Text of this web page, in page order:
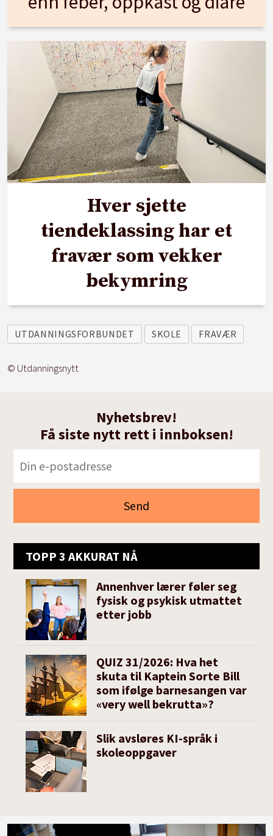
Hver sjette
tiendeklassing har et
fravær som vekker
bekymring
UTDANNINGSFORBUNDET SKOLE FRAVÆR
© Utdanningsnytt
Nyhetsbrev!
Få siste nytt rett i innboksen!
TOPP 3 AKKURAT NÅ
Annenhver lærer føler seg
fysisk og psykisk utmattet
etter jobb
QUIZ 31/2026: Hva het
skuta til Kaptein Sorte Bill
som ifølge barnesangen var
«very well bekrutta»?
Slik avsløres KI-språk i
skoleoppgaver